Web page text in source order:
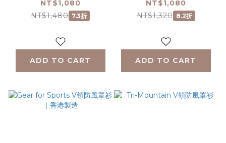
NT$1,080
NT$1,480 7.3折
ADD TO CART
NT$1,080
NT$1,320 8.2折
ADD TO CART